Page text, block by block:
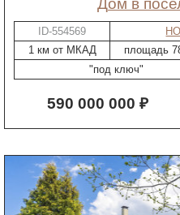
дом в
ID-554569
1 км от МКАД
площадь
"под ключ"
590 000 000 ₽